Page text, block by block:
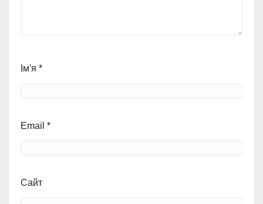
Ім'я *
Email *
Сайт